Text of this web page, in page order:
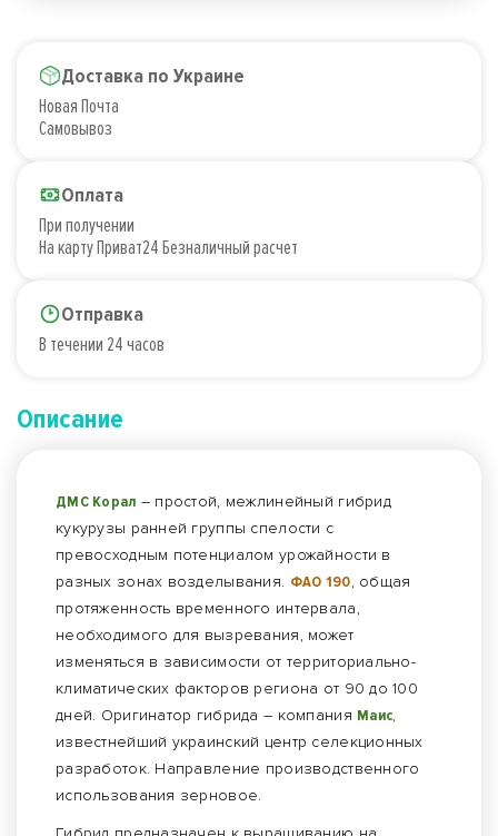
Доставка по Украине
Новая Почта
Самовывоз
Оплата
При получении
На карту Приват24 Безналичный расчет
Отправка
В течении 24 часов
Описание
ДMC Корал – простой, межлинейный гибрид
кукурузы ранней группы спелости с
превосходным потенциалом урожайности в
разных зонах возделывания. ФАО 190, общая
протяженность временного интервала,
необходимого для вызревания, может
изменяться в зависимости от территориально-
климатических факторов региона от 90 до 100
дней. Оригинатор гибрида – компания Маис,
известнейший украинский центр селекционных
разработок. Направление производственного
использования зерновое.